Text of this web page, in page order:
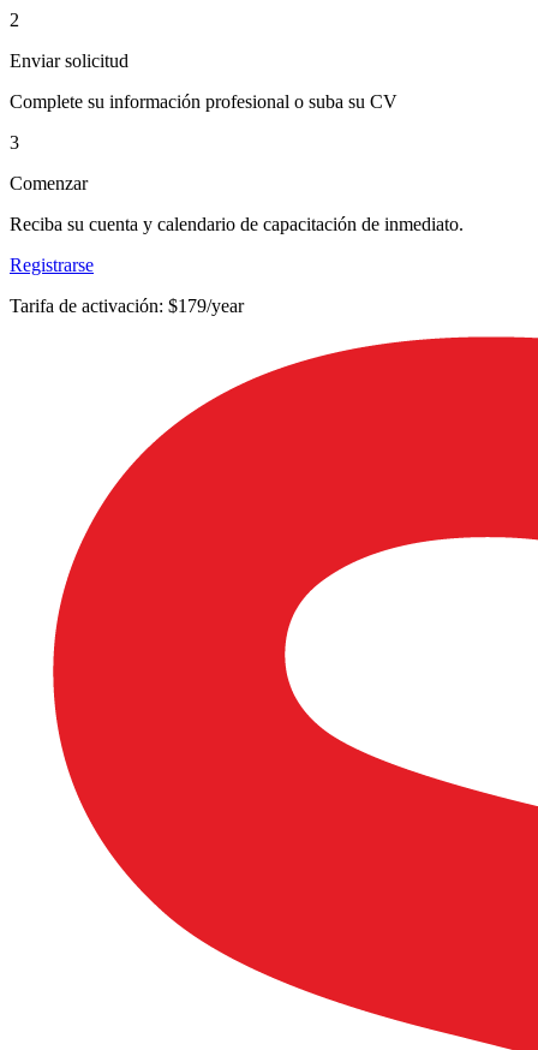
2
Enviar solicitud
Complete su información profesional o suba su CV
3
Comenzar
Reciba su cuenta y calendario de capacitación de inmediato.
Registrarse
Tarifa de activación: $179/year